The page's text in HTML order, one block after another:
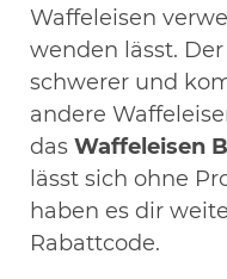
Waffeleisen
wenden lässt.
schwerer und
andere
das Waffeleisen
lässt sich ohne
haben es dir
Rabattcode.